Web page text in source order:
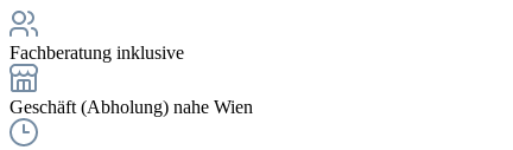
Fachberatung inklusive
Geschäft (Abholung) nahe Wien